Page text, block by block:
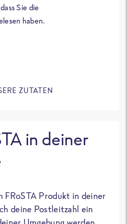
Sie die
haben.
ZUTATEN
in deiner
FRoSTA Produkt in deiner
deine Postleitzahl ein